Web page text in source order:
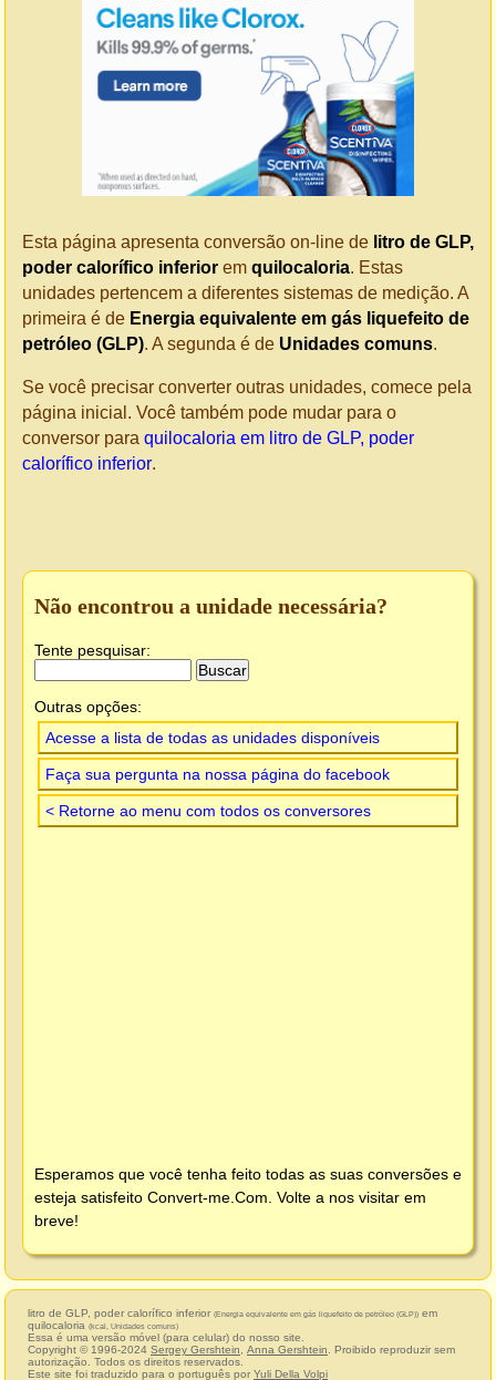
Esta página apresenta conversão on-line de litro de GLP,
poder calorífico inferior em quilocaloria. Estas
unidades pertencem a diferentes sistemas de medição. A
primeira é de Energia equivalente em gás liquefeito de
petróleo (GLP). A segunda é de Unidades comuns.
Se você precisar converter outras unidades, comece pela
página inicial. Você também pode mudar para o
conversor para quilocaloria em litro de GLP, poder
calorífico inferior.
Não encontrou a unidade necessária?
Tente pesquisar:
Outras opções:
Acesse a lista de todas as unidades disponíveis
Faça sua pergunta na nossa página do facebook
< Retorne ao menu com todos os conversores
Esperamos que você tenha feito todas as suas conversões e
esteja satisfeito Convert-me.Com . Volte a nos visitar em
breve!
litro de GLP, poder calorífico inferior (Energia equivalente em gás liquefeito de petróleo (GLP)) em
quilocaloria (kcal, Unidades comuns)
Essa é uma versão móvel (para celular) do nosso site.
Copyright © 1996-2024 Sergey Gershtein Anna Gershtein . Proibido reproduzir sem
autorização. Todos os direitos reservados.
Este site foi traduzido para o português por Yuli Della Volpi